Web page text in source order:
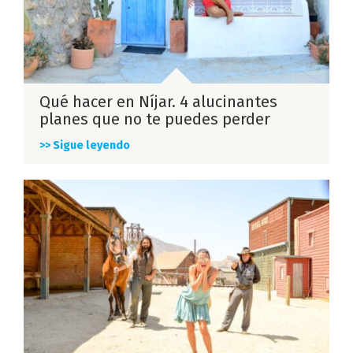
Qué hacer en Níjar. 4 alucinantes
planes que no te puedes perder
>> Sigue leyendo